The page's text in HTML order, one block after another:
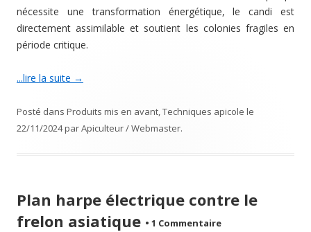
nécessite une transformation énergétique, le candi est
directement assimilable et soutient les colonies fragiles en
période critique.
...lire la suite →
Posté dans Produits mis en avant,Techniques apicole le
22/11/2024parApiculteur / Webmaster.
Plan harpe électrique contre le
frelon asiatique • 1 Commentaire